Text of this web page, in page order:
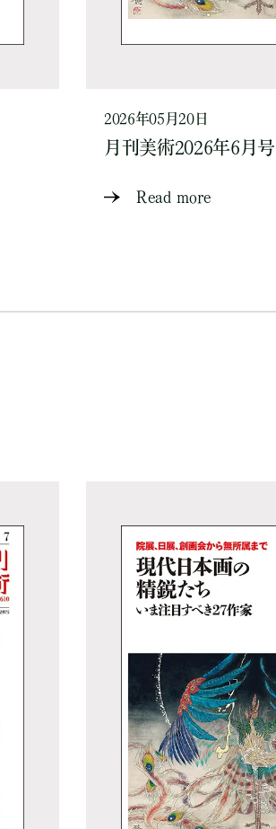
2026年05月20日
月刊美術2026年6月号
Read more